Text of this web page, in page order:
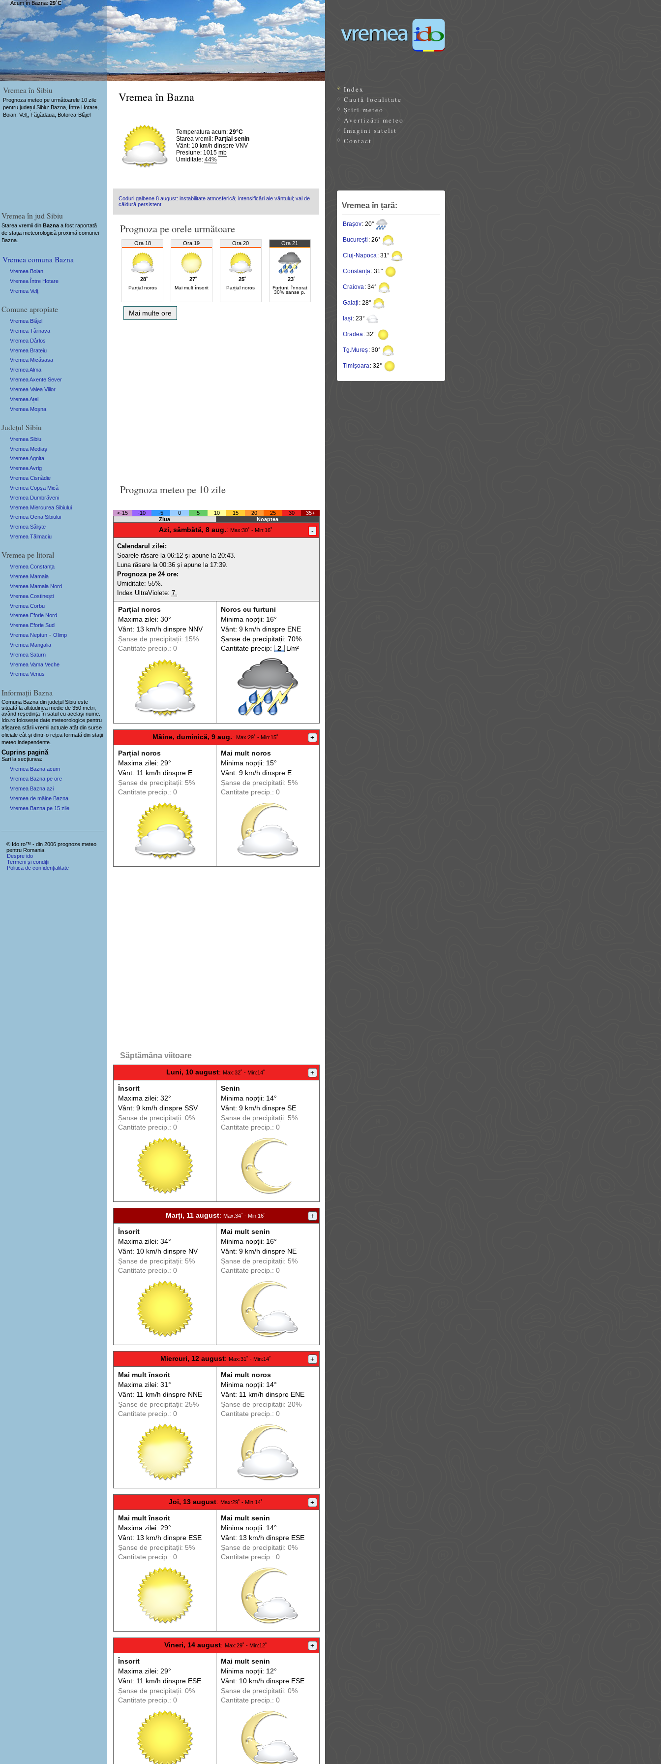
Vremea în Sibiu
Prognoza meteo pe următoarele 10 zile
pentru județul Sibiu: Bazna, Între Hotare,
Boian, Velț, Făgădaua, Botorca-Blăjel
Vremea în Bazna
Temperatura acum: 29°C
Starea vremii: Parțial senin
Vânt: 10 km/h dinspre VNV
Presiune: 1015 mb
Umiditate: 44%
Acum în Bazna:29˚C
Coduri galbene 8 august: instabilitate atmosferică; intensificări ale vântului; val de
căldură persistent
Prognoza pe orele următoare
Ora 18
28˚
Parțial noros
Ora 19
27˚
Mai mult însorit
Ora 20
25˚
Parțial noros
Ora 21
23˚
Furtuni, înnorat
30% șanse p.
Mai multe ore
Prognoza meteo pe 10 zile
<-15 -10 -5 0 5 10 15 20 25 30
35+
Ziua
Noaptea
Azi, sâmbătă, 8 aug.: Max:30˚ - Min:16˚ -
Calendarul zilei:
Soarele răsare la 06:12 și apune la 20:43.
Luna răsare la 00:36 și apune la 17:39.
Prognoza pe 24 ore:
Umiditate: 55%.
Index UltraViolete:7.
Parțial noros
Maxima zilei: 30°
Vânt: 13 km/h dinspreNNV
Șanse de precipitații: 15%
Cantitate precip.: 0
Noros cu furtuni
Minima nopții: 16°
Vânt: 9 km/h dinspreENE
Șanse de precipitații: 70%
Cantitate precip:
2 L/m²
Mâine, duminică, 9 aug.: Max:29˚ - Min:15˚ +
Parțial noros
Maxima zilei: 29°
Vânt: 11 km/h dinspreE
Șanse de precipitații: 5%
Cantitate precip.: 0
Mai mult noros
Minima nopții: 15°
Vânt: 9 km/h dinspreE
Șanse de precipitații: 5%
Cantitate precip.: 0
Săptămâna viitoare
Luni, 10 august: Max:32˚ - Min:14˚ +
Însorit
Maxima zilei: 32°
Vânt: 9 km/h dinspreSSV
Șanse de precipitații: 0%
Cantitate precip.: 0
Senin
Minima nopții: 14°
Vânt: 9 km/h dinspreSE
Șanse de precipitații: 5%
Cantitate precip.: 0
Marți, 11 august: Max:34˚ - Min:16˚ +
Însorit
Maxima zilei: 34°
Vânt: 10 km/h dinspreNV
Șanse de precipitații: 5%
Cantitate precip.: 0
Mai mult senin
Minima nopții: 16°
Vânt: 9 km/h dinspreNE
Șanse de precipitații: 5%
Cantitate precip.: 0
Miercuri, 12 august: Max:31˚ - Min:14˚ +
Mai mult însorit
Maxima zilei: 31°
Vânt: 11 km/h dinspreNNE
Șanse de precipitații: 25%
Cantitate precip.: 0
Mai mult noros
Minima nopții: 14°
Vânt: 11 km/h dinspreENE
Șanse de precipitații: 20%
Cantitate precip.: 0
Joi, 13 august: Max:29˚ - Min:14˚ +
Mai mult însorit
Maxima zilei: 29°
Vânt: 13 km/h dinspreESE
Șanse de precipitații: 5%
Cantitate precip.: 0
Mai mult senin
Minima nopții: 14°
Vânt: 13 km/h dinspreESE
Șanse de precipitații: 0%
Cantitate precip.: 0
Vineri, 14 august: Max:29˚ - Min:12˚ +
Însorit
Maxima zilei: 29°
Vânt: 11 km/h dinspreESE
Șanse de precipitații: 0%
Cantitate precip.: 0
Mai mult senin
Minima nopții: 12°
Vânt: 10 km/h dinspreESE
Șanse de precipitații: 0%
Cantitate precip.: 0
Index
Caută localitate
Știri meteo
Avertizări meteo
Imagini satelit
Contact
Vremea în țară:
Brașov: 20°
București : 26°
Cluj-Napoca: 31°
Constanța: 31°
Craiova: 34°
Galați : 28°
Iași : 23°
Oradea: 32°
Tg.Mureș: 30°
Timișoara: 32°
Vremea în jud Sibiu
Starea vremii dinBazna a fost raportată
de stația meteorologică proximă comunei
Bazna.
Vremea comuna Bazna
Vremea Boian
Vremea Între Hotare
Vremea Velț
Comune apropiate
Vremea Blăjel
Vremea Târnava
Vremea Dârlos
Vremea Brateiu
Vremea Micăsasa
Vremea Alma
Vremea Axente Sever
Vremea Valea Viilor
Vremea Ațel
Vremea Moșna
Județul Sibiu
Vremea Sibiu
Vremea Mediaș
Vremea Agnita
Vremea Avrig
Vremea Cisnădie
Vremea Copșa Mică
Vremea Dumbrăveni
Vremea Miercurea Sibiului
Vremea Ocna Sibiului
Vremea Săliște
Vremea Tălmaciu
Vremea pe litoral
Vremea Constanța
Vremea Mamaia
Vremea Mamaia Nord
Vremea Costinești
Vremea Corbu
Vremea Eforie Nord
Vremea Eforie Sud
Vremea Neptun - Olimp
Vremea Mangalia
Vremea Saturn
Vremea Vama Veche
Vremea Venus
Informații Bazna
Comuna Bazna din județul Sibiu este
situată la altitudinea medie de 350 metri,
având reședința în satul cu același nume.
Ido.ro folosește date meteorologice pentru
afișarea stării vremii actuale atât din surse
oficiale cât și dintr-o rețea formată din stații
meteoindependente
Cuprins pagină
Sari la secțiunea:
Vremea Bazna acum
Vremea Bazna pe ore
Vremea Bazna azi
Vremea de mâine Bazna
Vremea Bazna pe 15 zile
© Ido.ro™ - din 2006 prognoze meteo
pentru Romania.
Despre ido
Termeni și condiții
Politica de confidențialitate